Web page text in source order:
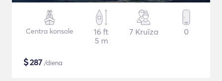
Centra konsole
16 ft
5 m
7 Kruīza 0
$287 /diena